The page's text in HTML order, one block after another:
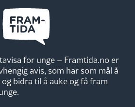
for unge – Framtida.no er
avis, som har som mål å
bidra til å auke og få fram